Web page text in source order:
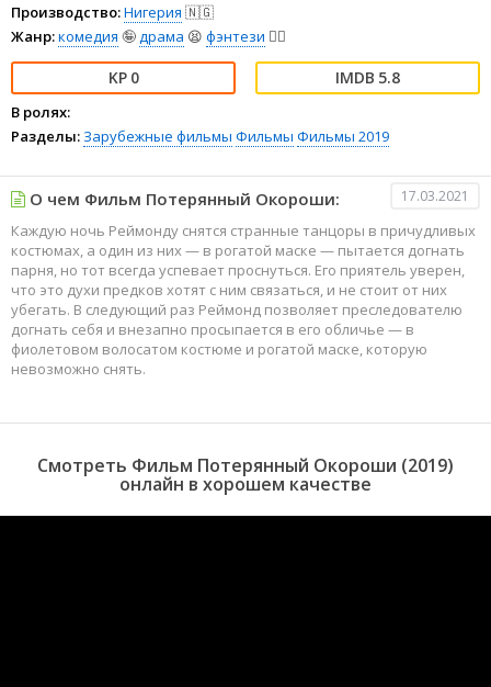
Производство:Нигерия 🇳🇬
Жанр:комедия 🤪драма 😫 фэнтези 🧝‍♂️
0 5.8
В ролях:
Разделы: Зарубежные фильмы Фильмы Фильмы 2019
О чем Фильм Потерянный Окороши: 17.03.2021
Каждую ночь Реймонду снятся странные танцоры в причудливых
костюмах, а один из них — в рогатой маске — пытается догнать
парня, но тот всегда успевает проснуться. Его приятель уверен,
что это духи предков хотят с ним связаться, и не стоит от них
убегать. В следующий раз Реймонд позволяет преследователю
догнать себя и внезапно просыпается в его обличье — в
фиолетовом волосатом костюме и рогатой маске, которую
невозможно снять.
Смотреть Фильм Потерянный Окороши (2019)
онлайн в хорошем качестве